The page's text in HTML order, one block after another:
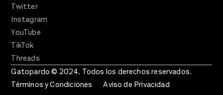
Twitter
Instagram
YouTube
TikTok
Threads
Gatopardo © 2024. Todos los derechos reservados.
Términos y Condiciones
Aviso de Privacidad